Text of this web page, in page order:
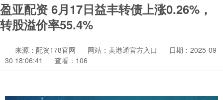
盈亚配资 6月17日益丰转债上涨0.26%，
转股溢价率55.4%
来源：配资178官网 网站：美港通官方入口
日期：2025-09-
30 18:06:41
查看：106